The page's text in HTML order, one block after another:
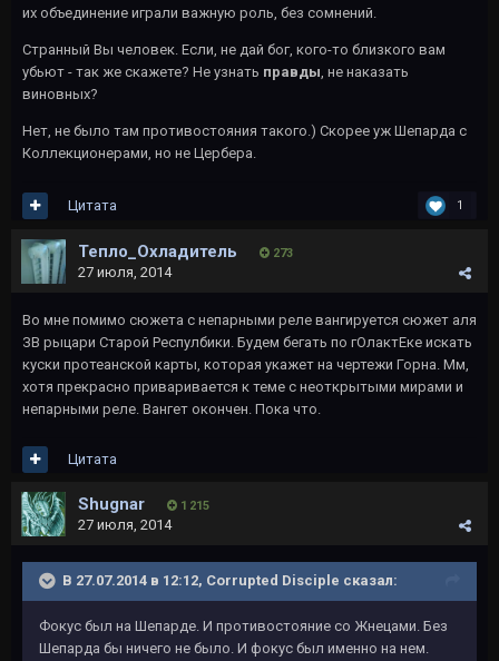
их объединение играли важную роль, без сомнений.
Странный Вы человек. Если, не дай бог, кого-то близкого вам
убьют - так же скажете? Не узнать правды, не наказать
виновных?
Нет, не было там противостояния такого.) Скорее уж Шепарда с
Коллекционерами, но не Цербера.
1
Цитата
Тепло_Охладитель 273
27 июля, 2014
Во мне помимо сюжета с непарными реле вангируется сюжет аля
ЗВ рыцари Старой Респулбики. Будем бегать по гОлактЕке искать
куски протеанской карты, которая укажет на чертежи Горна. Мм,
хотя прекрасно приваривается к теме с неоткрытыми мирами и
непарными реле. Вангет окончен. Пока что.
Цитата
Shugnar 1 215
27 июля, 2014
В 27.07.2014 в 12:12, Corrupted Disciple сказал:
Фокус был на Шепарде. И противостояние со Жнецами. Без
Шепарда бы ничего не было. И фокус был именно на нем.